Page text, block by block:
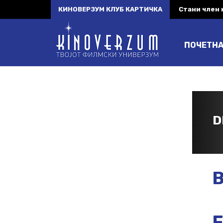
КИНОВЕРЗУМ КЛУБ КАРТИЧКА Стани член
ПОЧЕТНА